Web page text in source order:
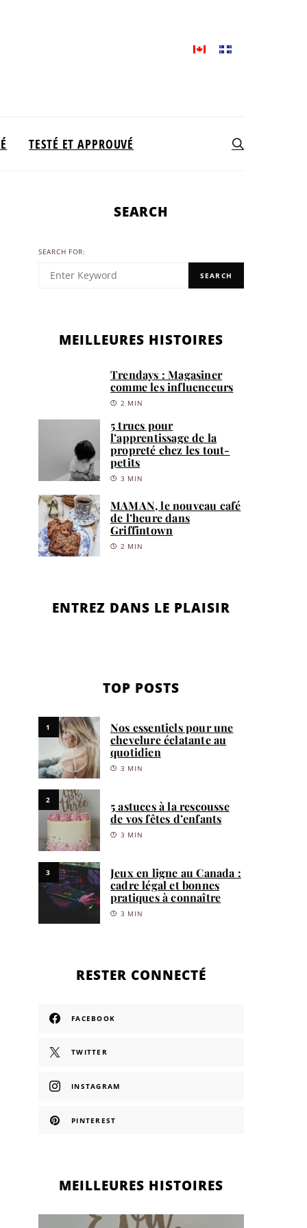
TESTÉ ET APPROUVÉ
SEARCH
SEARCH FOR:
SEARCH
MEILLEURES HISTOIRES
Trendays : Magasiner
comme les influenceurs
2 MIN
5 trucs pour
l’apprentissage de la
propreté chez les tout-
petits
3 MIN
MAMAN, le nouveau café
de l’heure dans
Griffintown
2 MIN
ENTREZ DANS LE PLAISIR
TOP POSTS
1
Nos essentiels pour une
chevelure éclatante au
quotidien
3 MIN
2
5 astuces à la rescousse
de vos fêtes d’enfants
3 MIN
3
Jeux en ligne au Canada :
cadre légal et bonnes
pratiques à connaître
3 MIN
RESTER CONNECTÉ
FACEBOOK
TWITTER
INSTAGRAM
PINTEREST
MEILLEURES HISTOIRES